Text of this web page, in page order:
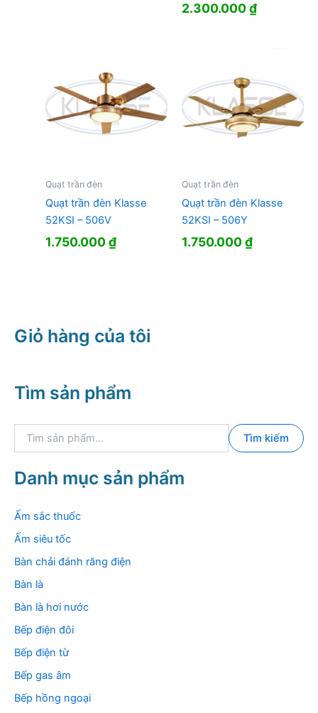
2.300.000₫
Quạt trần đèn
Quạt trần đèn Klasse
52KSI – 506V
1.750.000₫
Quạt trần đèn
Quạt trần đèn Klasse
52KSI – 506Y
1.750.000₫
Giỏ hàng của tôi
Tìm sản phẩm
k
i
m
Tìm kiếm
Danh mục sản phẩm
Ấm sắc thuốc
Ấm siêu tốc
Bàn chải đánh răng điện
Bàn là
Bàn là hơi nước
Bếp điện đôi
Bếp điện từ
Bếp gas âm
Bếp hồng ngoại